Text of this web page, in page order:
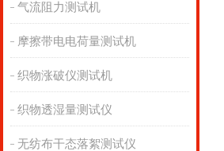
气流阻力测试机
摩擦带电电荷量测试机
织物涨破仪测试机
织物透湿量测试仪
无纺布干态落絮测试仪